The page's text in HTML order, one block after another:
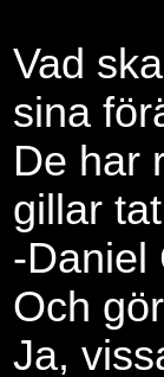
Vad
sina
De har
gillar
-Daniel
Och
Ja,